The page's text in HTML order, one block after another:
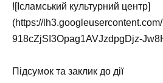
![Ісламський культурний центр]
(https://
918cZjSI3Opag1AVJzdpgDjz-
Підсумок та заклик до дії